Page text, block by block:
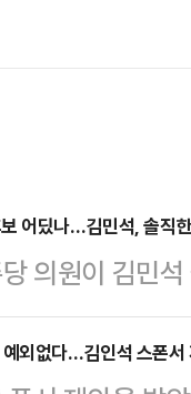
어딨나…김민석, 솔직
의원이 김민
치자금 제공
대 석사학위
외없다…김인석 스폰서